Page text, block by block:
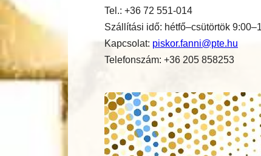
Tel.: +36 72 551-014
Szállítási idő: hétfő–csütörtök
Kapcsolat: piskor.fanni@pte.hu
Telefonszám: +36 205 858253